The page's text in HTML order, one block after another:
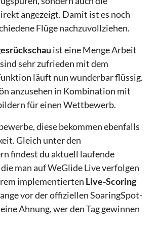
angezeigt. Damit ist es noch
Flüge nachzuvollziehen.
ist eine Menge Arbeit
sehr zufrieden mit dem
läuft nun wunderbar flüssig.
anzusehen in Kombination mit
für einen Wettbewerb.
diese bekommen ebenfalls
Gleich unter den
findest du aktuell laufende
man auf WeGlide Live verfolgen
implementierten Live-Scoring
vor der offiziellen SoaringSpot-
Ahnung, wer den Tag gewinnen